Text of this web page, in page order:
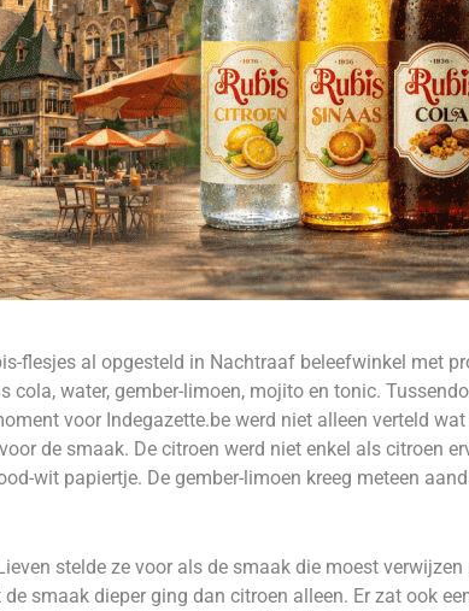
flesjes al opgesteld in Nachtraaf beleefwinkel met
cola, water, gember-limoen, mojito en tonic.
voor Indegazette.be werd niet alleen verteld
de smaak. De citroen werd niet enkel als citroen
wit papiertje. De gember-limoen kreeg meteen
stelde ze voor als de smaak die moest
smaak dieper ging dan citroen alleen. Er zat ook